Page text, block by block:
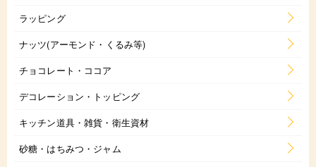
ラッピング
ナッツ(アーモンド・くるみ等)
チョコレート・ココア
デコレーション・トッピング
キッチン道具・雑貨・衛生資材
砂糖・はちみつ・ジャム